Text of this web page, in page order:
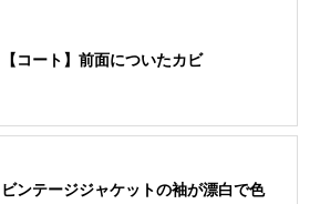
【コート】前面についたカビ
ビンテージジャケットの袖が漂白で色